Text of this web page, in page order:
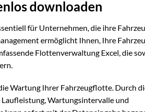
downloaden
für Unternehmen, die ihre
ermöglicht Ihnen, Ihre
Flottenverwaltung Excel, die
Wartung Ihrer Fahrzeugflotte. Durch
Wartungsintervalle und